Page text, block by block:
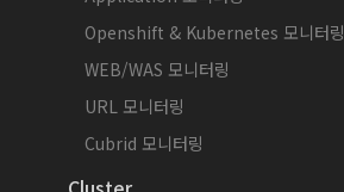
Openshift & Kubernetes 모니터링
WEB/WAS 모니터링
URL 모니터링
Cubrid 모니터링